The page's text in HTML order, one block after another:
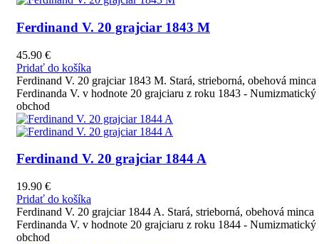
Ferdinand V. 20 grajciar 1843 M
45.90 €
Pridať do košíka
Ferdinand V. 20 grajciar 1843 M. Stará, strieborná, obehová minca
Ferdinanda V. v hodnote 20 grajciaru z roku 1843 - Numizmatický
obchod
Ferdinand V. 20 grajciar 1844 A
19.90 €
Pridať do košíka
Ferdinand V. 20 grajciar 1844 A. Stará, strieborná, obehová minca
Ferdinanda V. v hodnote 20 grajciaru z roku 1844 - Numizmatický
obchod